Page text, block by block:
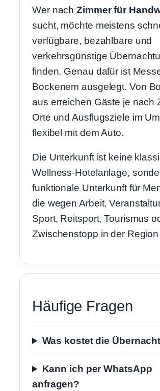
Wer nachZimmer für
sucht, möchte meistens
verfügbare, bezahlbare und
verkehrsgünstige
finden. Genau dafür ist
Bockenem ausgelegt. Von
aus erreichen Gäste je nach
Orte und Ausflugsziele im
flexibel mit dem Auto.
Die Unterkunft ist keine
Wellness-Hotelanlage,
funktionale Unterkunft für
die wegen Arbeit,
Sport, Reitsport, Tourismus
Zwischenstopp in der
Häufige Fragen
Was kostet die
Kann ich per WhatsApp
anfragen?